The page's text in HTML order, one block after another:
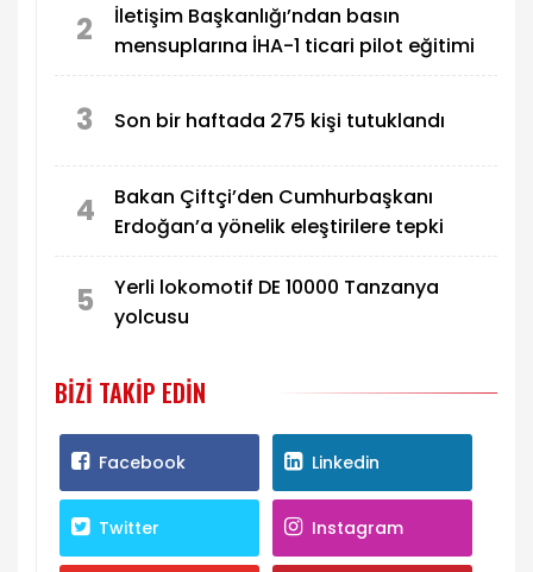
2
İletişim Başkanlığı’ndan basın
mensuplarına İHA-1 ticari pilot eğitimi
3 Son bir haftada 275 kişi tutuklandı
4
Bakan Çiftçi’den Cumhurbaşkanı
Erdoğan’a yönelik eleştirilere tepki
5
Yerli lokomotif DE 10000 Tanzanya
yolcusu
BIZI TAKIP EDIN
Facebook Linkedin
Twitter Instagram